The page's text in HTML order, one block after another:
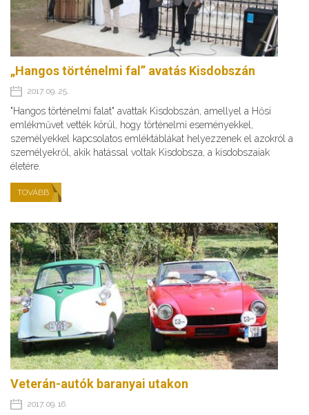
„Hangos történelmi fal” avatás Kisdobszán
2017. 09. 25.
"Hangos történelmi falat" avattak Kisdobszán, amellyel a Hősi
emlékművet vették körül, hogy történelmi eseményekkel,
személyekkel kapcsolatos emléktáblákat helyezzenek el azokról a
személyekről, akik hatással voltak Kisdobsza, a kisdobszaiak
életére.
TOVÁBB
Veterán-autók baranyai utakon
2017. 09. 16.